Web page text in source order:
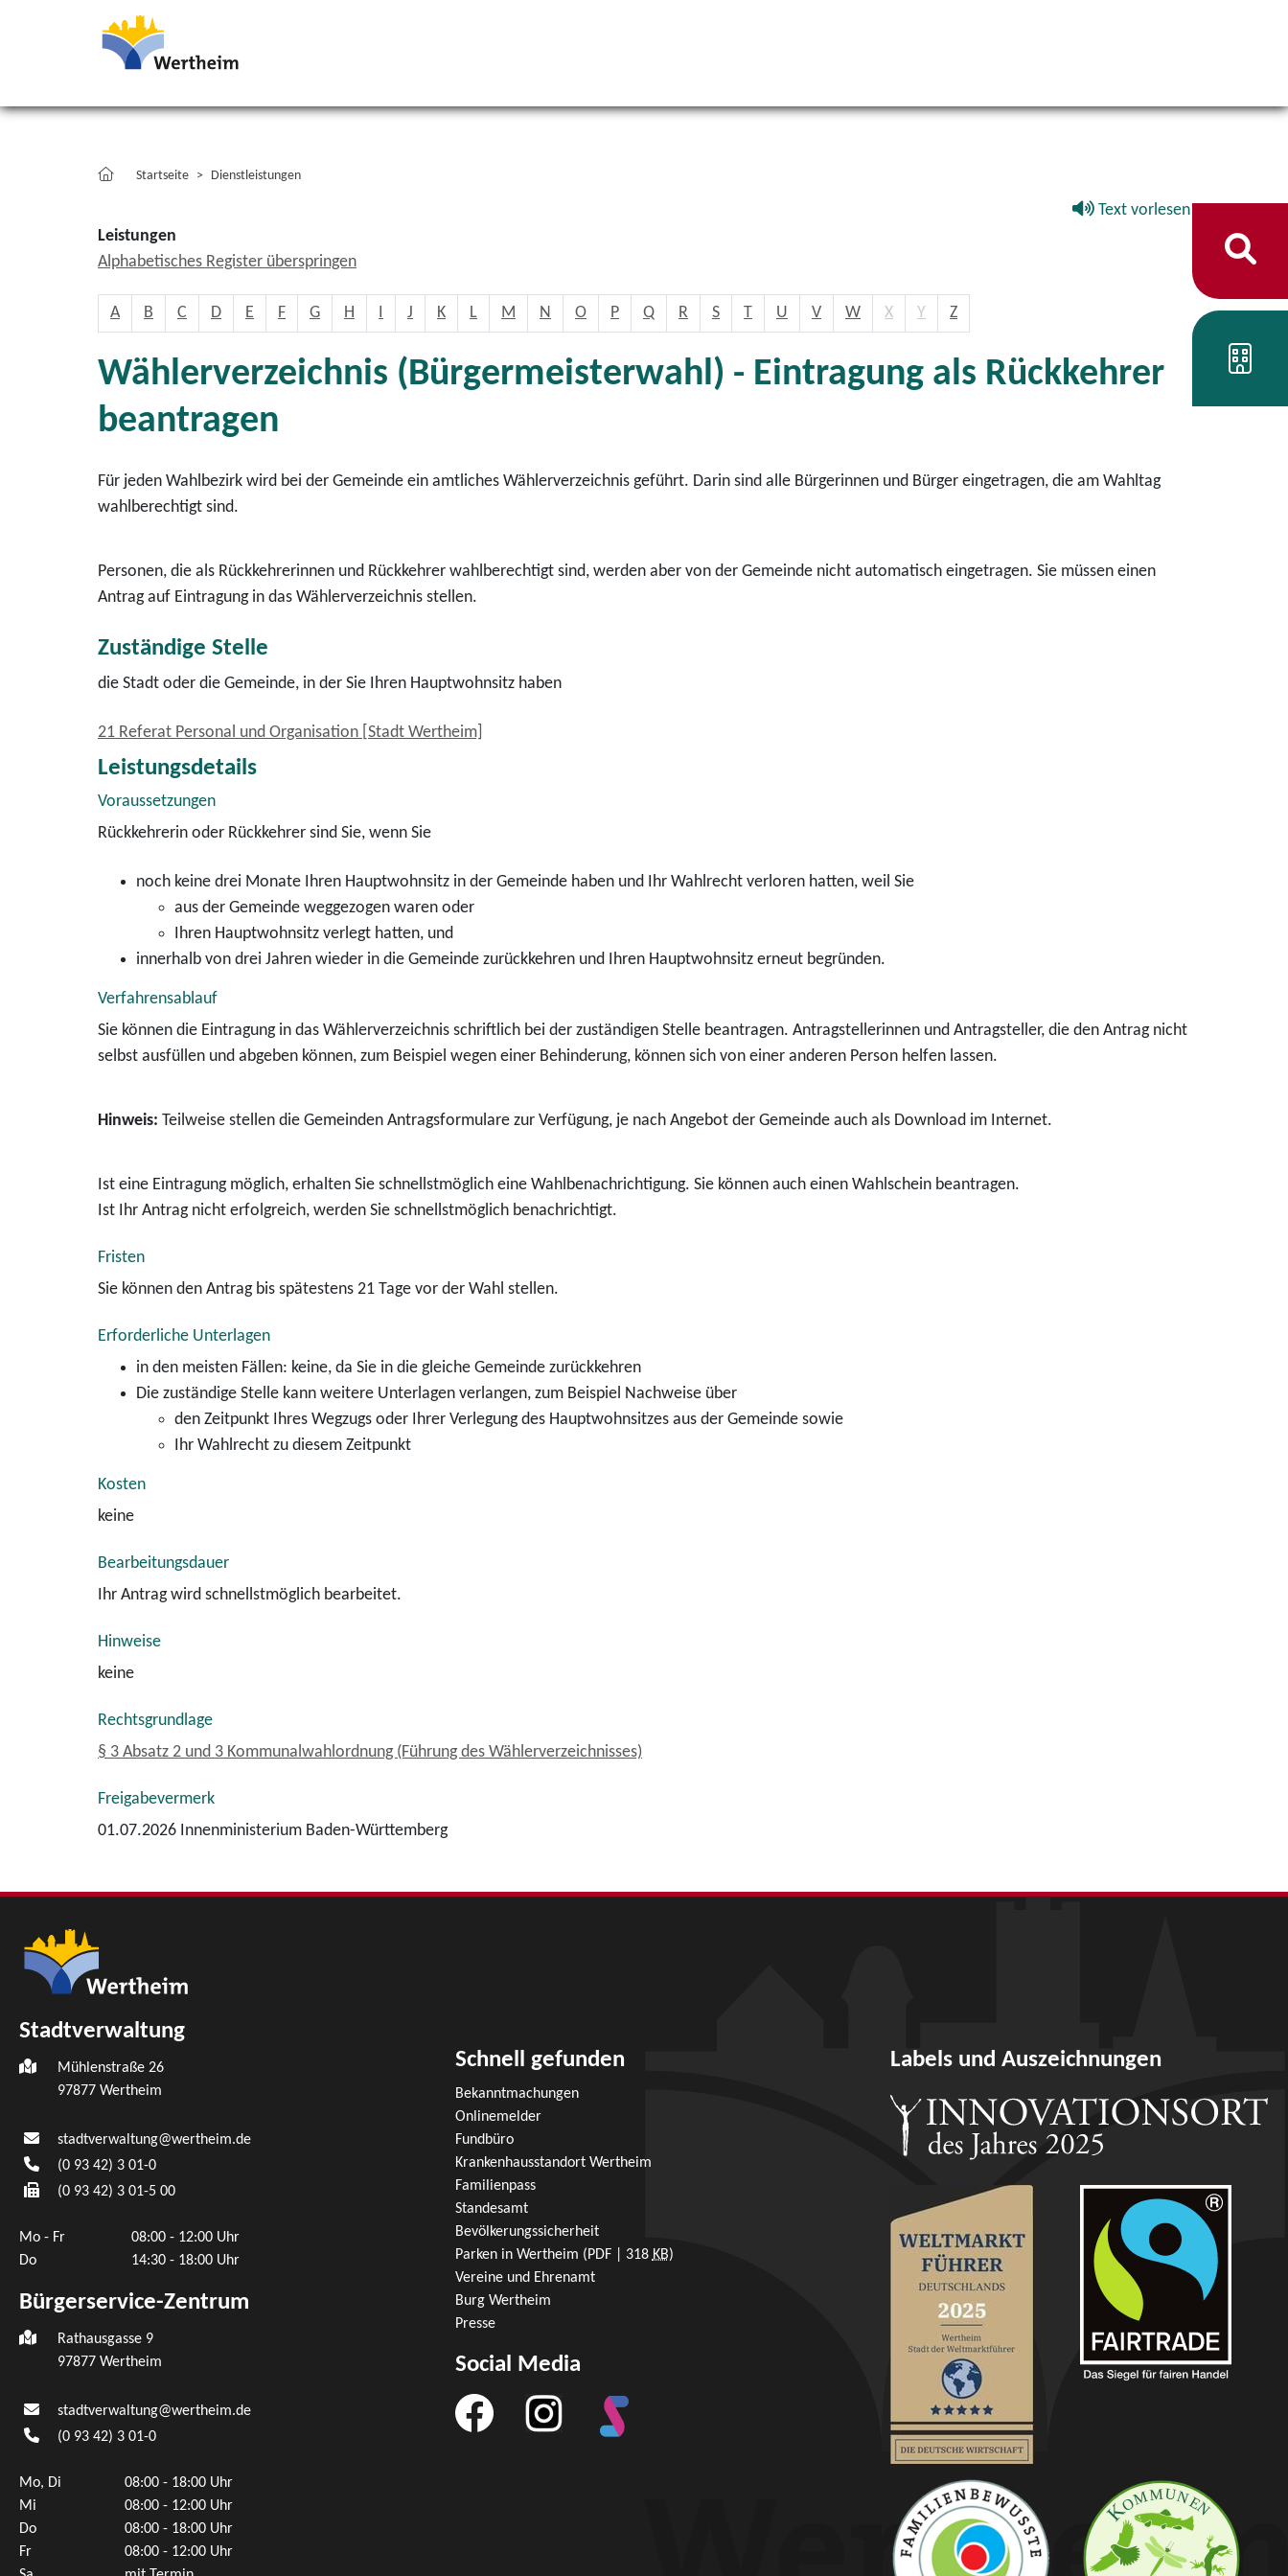
Startseite Dienstleistungen
Text vorlesen
Leistungen
Alphabetisches Register überspringen
A B C D E F G H I J K L M N O P Q R S T U V W X Y Z
Wählerverzeichnis (Bürgermeisterwahl) - Eintragung als Rückkehrer
beantragen
Für jeden Wahlbezirk wird bei der Gemeinde ein amtliches Wählerverzeichnis geführt. Darin sind alle Bürgerinnen und Bürger eingetragen, die am Wahltag
wahlberechtigt sind.
Personen, die als Rückkehrerinnen und Rückkehrer wahlberechtigt sind, werden aber von der Gemeinde nicht automatisch eingetragen. Sie müssen einen
Antrag auf Eintragung in das Wählerverzeichnis stellen.
Zuständige Stelle
die Stadt oder die Gemeinde, in der Sie Ihren Hauptwohnsitz haben
21 Referat Personal und Organisation [Stadt Wertheim]
Leistungsdetails
Voraussetzungen
Rückkehrerin oder Rückkehrer sind Sie, wenn Sie
noch keine drei Monate Ihren Hauptwohnsitz in der Gemeinde haben und Ihr Wahlrecht verloren hatten, weil Sie
aus der Gemeinde weggezogen waren oder
Ihren Hauptwohnsitz verlegt hatten, und
innerhalb von drei Jahren wieder in die Gemeinde zurückkehren und Ihren Hauptwohnsitz erneut begründen.
Verfahrensablauf
Sie können die Eintragung in das Wählerverzeichnis schriftlich bei der zuständigen Stelle beantragen. Antragstellerinnen und Antragsteller, die den Antrag nicht
selbst ausfüllen und abgeben können, zum Beispiel wegen einer Behinderung, können sich von einer anderen Person helfen lassen.
Hinweis: Teilweise stellen die Gemeinden Antragsformulare zur Verfügung, je nach Angebot der Gemeinde auch als Download im Internet.
Ist eine Eintragung möglich, erhalten Sie schnellstmöglich eine Wahlbenachrichtigung. Sie können auch einen Wahlschein beantragen.
Ist Ihr Antrag nicht erfolgreich, werden Sie schnellstmöglich benachrichtigt.
Fristen
Sie können den Antrag bis spätestens 21 Tage vor der Wahl stellen.
Erforderliche Unterlagen
in den meisten Fällen: keine, da Sie in die gleiche Gemeinde zurückkehren
Die zuständige Stelle kann weitere Unterlagen verlangen, zum Beispiel Nachweise über
den Zeitpunkt Ihres Wegzugs oder Ihrer Verlegung des Hauptwohnsitzes aus der Gemeinde sowie
Ihr Wahlrecht zu diesem Zeitpunkt
Kosten
keine
Bearbeitungsdauer
Ihr Antrag wird schnellstmöglich bearbeitet.
Hinweise
keine
Rechtsgrundlage
§ 3 Absatz 2 und 3 Kommunalwahlordnung (Führung des Wählerverzeichnisses)
Freigabevermerk
01.07.2026 Innenministerium Baden-Württemberg
Stadtverwaltung
Mühlenstraße 26
97877 Wertheim
stadtverwaltung@wertheim.de
(0 93 42) 3 01-0
(0 93 42) 3 01-5 00
Mo - Fr
08:00 - 12:00 Uhr
Do
14:30 - 18:00 Uhr
Bürgerservice-Zentrum
Rathausgasse 9
97877 Wertheim
stadtverwaltung@wertheim.de
(0 93 42) 3 01-0
Mo, Di
08:00 - 18:00 Uhr
Mi
08:00 - 12:00 Uhr
Do
08:00 - 18:00 Uhr
Fr
08:00 - 12:00 Uhr
Schnell gefunden
Bekanntmachungen
Onlinemelder
Fundbüro
Krankenhausstandort Wertheim
Familienpass
Standesamt
Bevölkerungssicherheit
Parken in Wertheim (PDF | 318 KB)
Vereine und Ehrenamt
Burg Wertheim
Presse
Social Media
Labels und Auszeichnungen